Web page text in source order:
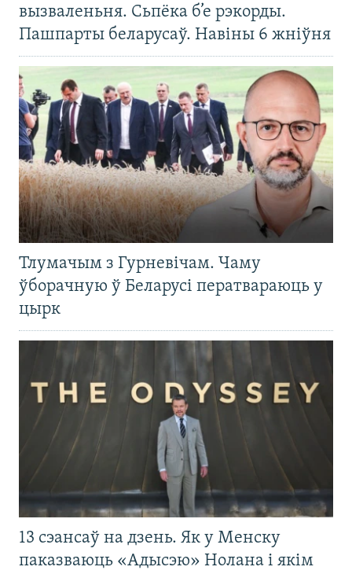
вызваленьня. Сьпёка б’е рэкорды.
Пашпарты беларусаў. Навіны 6 жніўня
Тлумачым з Гурневічам. Чаму
ўборачную ў Беларусі ператвараюць у
цырк
13 сэансаў на дзень. Як у Менску
паказваюць «Адысэю» Нолана і якім